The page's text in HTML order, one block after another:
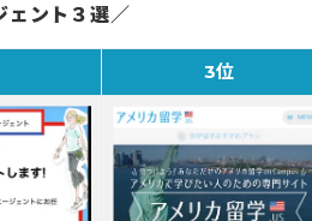
ェント３選／
3位